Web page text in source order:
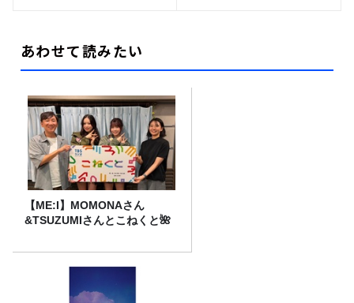
あわせて読みたい
【ME:I】MOMONAさん
&TSUZUMIさんとこねくと🌺